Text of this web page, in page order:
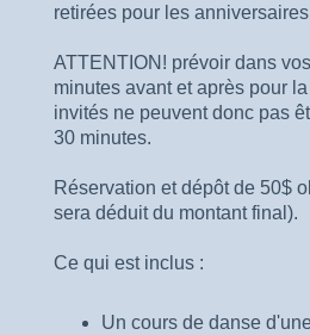
retirées pour les
ATTENTION! prévoir dans
minutes avant et après pour
invités ne peuvent donc pas
30 minutes.
Réservation et dépôt de 50$
sera déduit du montant final).
Ce qui est inclus :
Un cours de danse